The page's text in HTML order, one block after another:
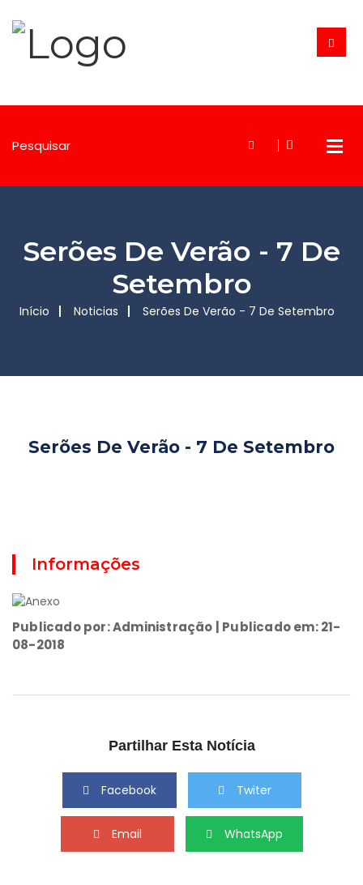
Serões De Verão - 7 De
Setembro
Início Noticias Serões De Verão - 7 De Setembro
Serões De Verão - 7 De Setembro
Informações
Publicado por: Administração | Publicado em: 21-
08-2018
Partilhar Esta Notícia
Facebook Twiter
Email WhatsApp